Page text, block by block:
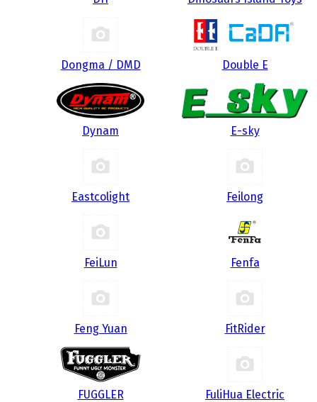
Dongma / DMD Double E
Dynam E-sky
Eastcolight Feilong
FeiLun Fenfa
Feng Yuan FitRider
FUGGLER FuliHua Electric